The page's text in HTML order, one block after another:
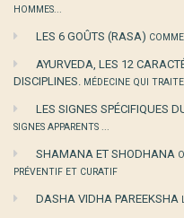
HOMMES...
LES 6 GOÛTS (RASA)
AYURVEDA, LES 12
DISCIPLINES.
MÉDECINE QUI
LES SIGNES SPÉCIFIQUES
SIGNES APPARENTS ...
SHAMANA ET SHODHANA
PRÉVENTIF ET CURATIF
DASHA VIDHA PAREEKSHA